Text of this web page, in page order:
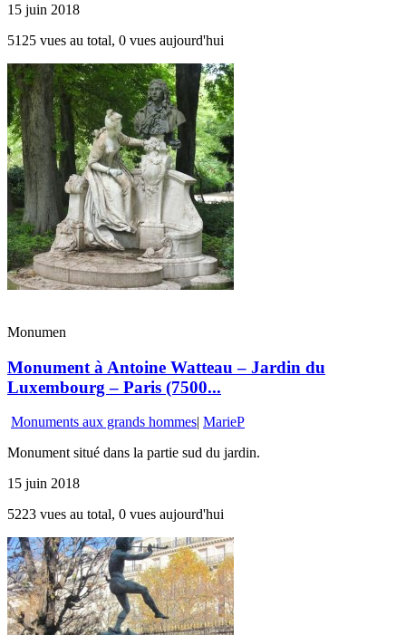
15 juin 2018
5125 vues au total, 0 vues aujourd'hui
Monumen
Monument à Antoine Watteau – Jardin du
Luxembourg – Paris (7500...
Monuments aux grands hommes| MarieP
Monument situé dans la partie sud du jardin.
15 juin 2018
5223 vues au total, 0 vues aujourd'hui